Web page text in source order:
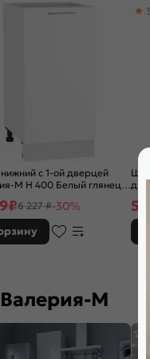
Vivat
с 1-ой дверцей
М Н 400 Белый глянец-
₽6 227 ₽-30% 5
М